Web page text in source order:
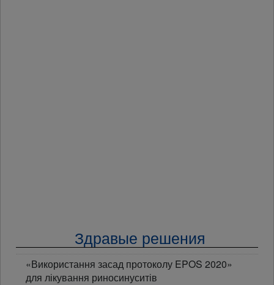
Здравые решения
«Використання засад протоколу EPOS 2020»
для лікування риносинуситів